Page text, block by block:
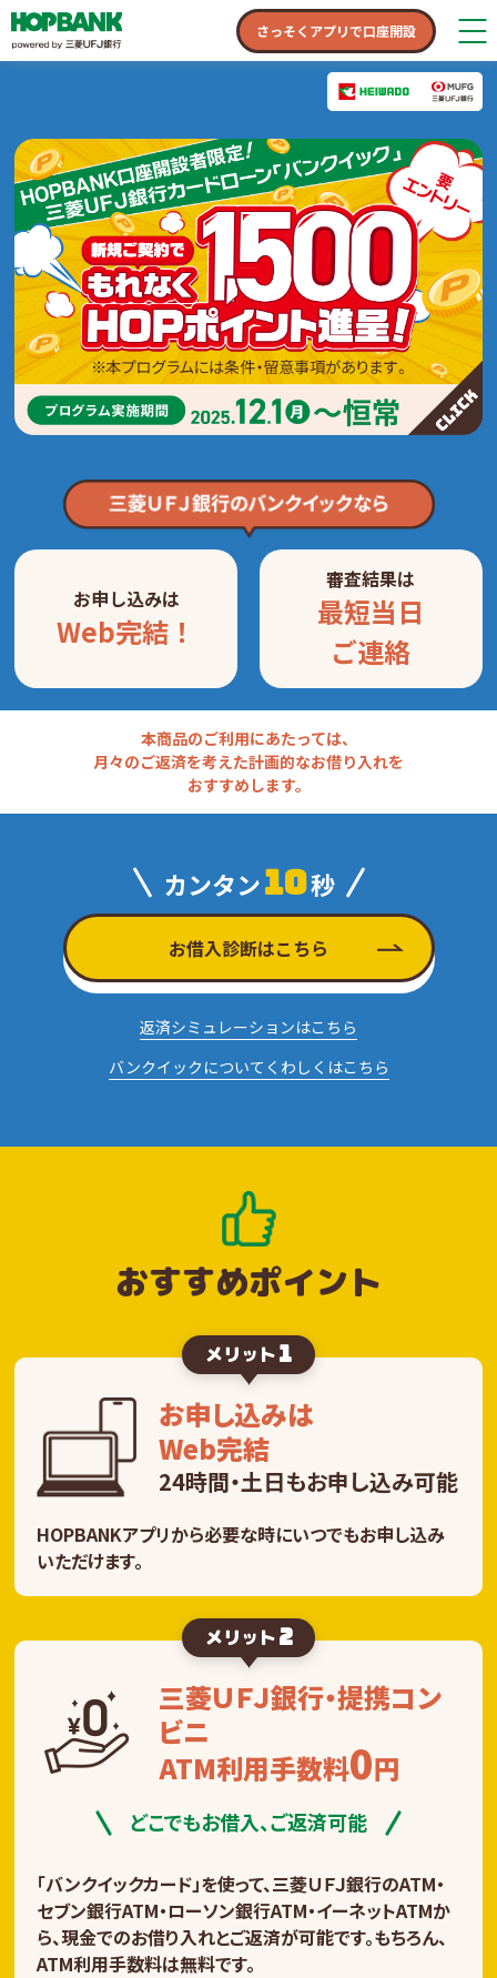
さっそくアプリで口座開設
お申し込みは
Web完結！
審査結果は
最短当日
ご連絡
本商品のご利用にあたっては、
月々のご返済を考えた計画的なお借り入れを
おすすめします。
カンタン10秒
お借入診断はこちら
返済シミュレーションはこちら
バンクイックについてくわしくはこちら
おすすめポイント
メリット1
お申し込みは
Web完結
24時間・土日もお申し込み可能
HOPBANKアプリから必要な時にいつでもお申し込み
いただけます。
メリット2
三菱ＵＦＪ銀行・提携コン
ビニ
ATM利用手数料0円
どこでもお借入、ご返済可能
「バンクイックカード」を使って、三菱ＵＦＪ銀行のATM・
セブン銀行ATM・ローソン銀行ATM・イーネットATMか
ら、現金でのお借り入れとご返済が可能です。もちろん、
ATM利用手数料は無料です。